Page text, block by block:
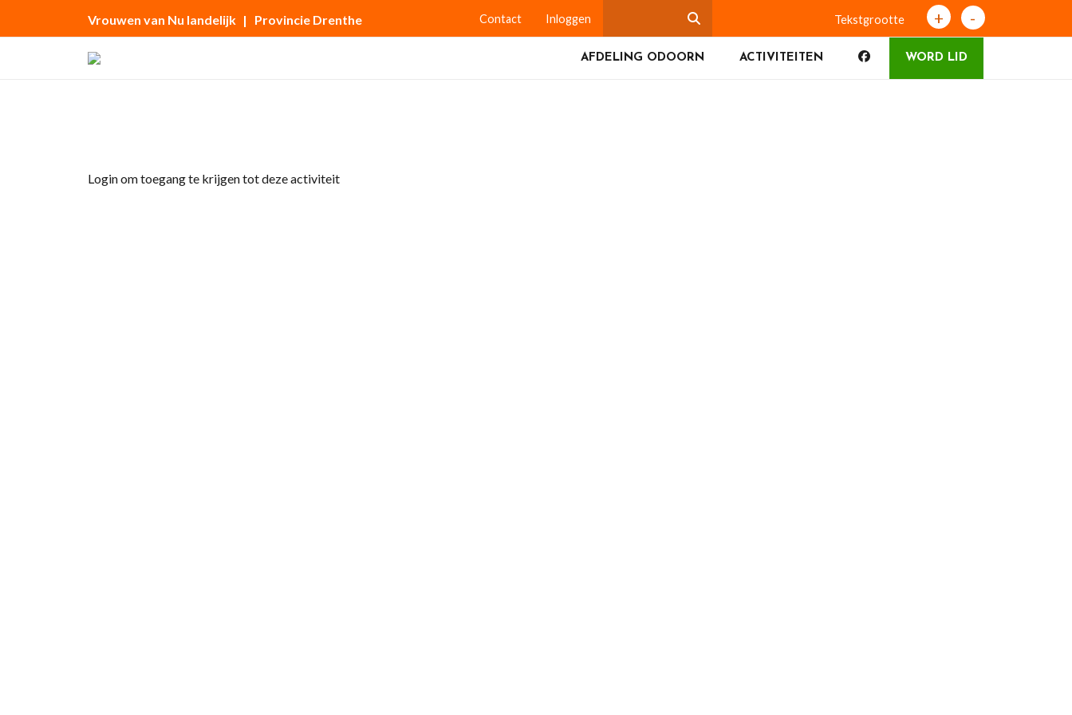
Vrouwen van Nu landelijk | Provincie Drenthe Contact Inloggen Tekstgrootte + -
AFDELING ODOORN ACTIVITEITEN WORD LID
Login om toegang te krijgen tot deze activiteit